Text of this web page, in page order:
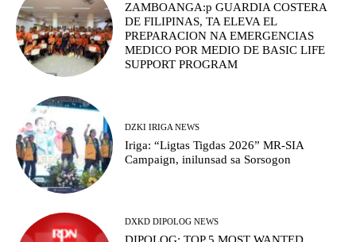
ZAMBOANGA:p GUARDIA COSTERA
DE FILIPINAS, TA ELEVA EL
PREPARACION NA EMERGENCIAS
MEDICO POR MEDIO DE BASIC LIFE
SUPPORT PROGRAM
DZKI IRIGA NEWS
Iriga: “Ligtas Tigdas 2026” MR-SIA
Campaign, inilunsad sa Sorsogon
DXKD DIPOLOG NEWS